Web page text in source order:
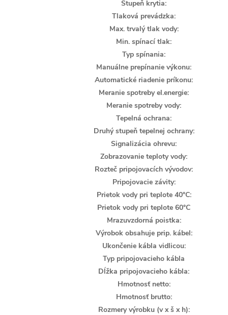
Stupeň krytia:
Tlaková prevádzka:
Max. trvalý tlak vody:
Min. spínací tlak:
Typ spínania:
Manuálne prepínanie výkonu:
Automatické riadenie príkonu:
Meranie spotreby el.energie:
Meranie spotreby vody:
Tepelná ochrana:
Druhý stupeň tepelnej ochrany:
Signalizácia ohrevu:
Zobrazovanie teploty vody:
Rozteč pripojovacích vývodov:
Pripojovacie závity:
Prietok vody pri teplote 40°C:
Prietok vody pri teplote 60°C
Mrazuvzdorná poistka:
Výrobok obsahuje prip. kábel:
Ukončenie kábla vidlicou:
Typ pripojovacieho kábla
Dĺžka pripojovacieho kábla:
Hmotnosť netto:
Hmotnosť brutto:
Rozmery výrobku (v x š x h):